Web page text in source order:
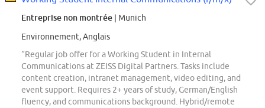
Entreprise non montrée | Munich
Environnement, Anglais
“Regular job offer for a Working Student in Internal
Communications at ZEISS Digital Partners. Tasks include
content creation, intranet management, video editing, and
event support. Requires 2+ years of study, German/English
fluency, and communications background. Hybrid/remote